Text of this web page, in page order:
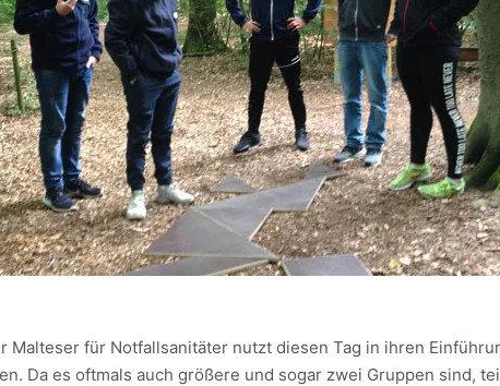
Malteser für Notfallsanitäter nutzt diesen Tag in ihren
Da es oftmals auch größere und sogar zwei Gruppen sind,